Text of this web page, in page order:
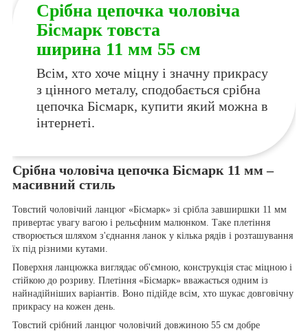
Срібна цепочка чоловіча
Бісмарк товста
ширина 11 мм 55 см
Всім, хто хоче міцну і значну прикрасу
з цінного металу, сподобається срібна
цепочка Бісмарк, купити який можна в
інтернеті.
Срібна чоловіча цепочка Бісмарк 11 мм –
масивний стиль
Товстий чоловічий ланцюг «Бісмарк» зі срібла завширшки 11 мм
привертає увагу вагою і рельєфним малюнком. Таке плетіння
створюється шляхом з'єднання ланок у кілька рядів і розташування
їх під різними кутами.
Поверхня ланцюжка виглядає об'ємною, конструкція стає міцною і
стійкою до розриву. Плетіння «Бісмарк» вважається одним із
найнадійніших варіантів. Воно підійде всім, хто шукає довговічну
прикрасу на кожен день.
Товстий срібний ланцюг чоловічий довжиною 55 см добре